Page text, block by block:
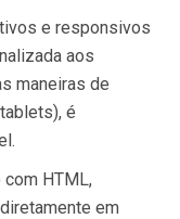
e responsivos
aos
maneiras de
é
HTML,
em